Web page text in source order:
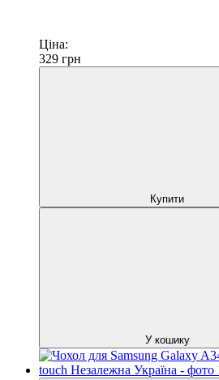
Ціна:
329 грн
Купити
У кошику